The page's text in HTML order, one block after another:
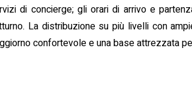
di concierge; gli orari di arrivo e
La distribuzione su più livelli con
confortevole e una base attrezzata